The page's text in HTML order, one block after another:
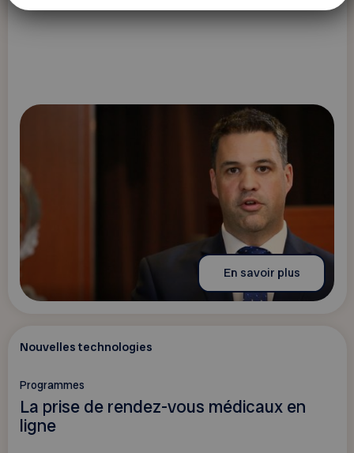
En savoir plus
Nouvelles technologies
Programmes
La prise de rendez-vous médicaux en
ligne